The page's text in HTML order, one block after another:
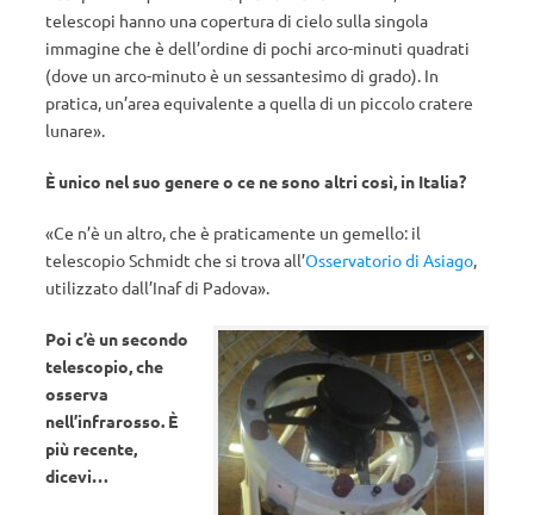
telescopi hanno una copertura di cielo sulla singola
immagine che è dell’ordine di pochi arco-minuti quadrati
(dove un arco-minuto è un sessantesimo di grado). In
pratica, un’area equivalente a quella di un piccolo cratere
lunare».
È unico nel suo genere o ce ne sono altri così, in Italia?
«Ce n’è un altro, che è praticamente un gemello: il
telescopio Schmidt che si trova all’Osservatorio di Asiago,
utilizzato dall’Inaf di Padova».
Poi c’è un secondo
telescopio, che
osserva
nell’infrarosso. È
più recente,
dicevi…